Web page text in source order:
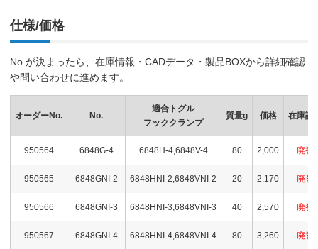
仕様/価格
No.が決まったら、在庫情報・CADデータ・製品BOXから詳細確認
や問い合わせに進めます。
オーダーNo. No.
適合トグル
フッククランプ
質量g 価格 在庫設
950564 6848G-4 6848H-4,6848V-4 80 2,000 廃番
950565 6848GNI-2 6848HNI-2,6848VNI-2 20 2,170 廃番
950566 6848GNI-3 6848HNI-3,6848VNI-3 40 2,570 廃番
950567 6848GNI-4 6848HNI-4,6848VNI-4 80 3,260 廃番